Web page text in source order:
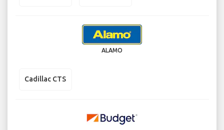
ALAMO
Cadillac CTS